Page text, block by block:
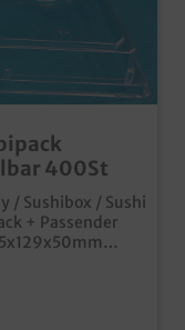
400St
/ Sushibox / Sushi
+ Passender